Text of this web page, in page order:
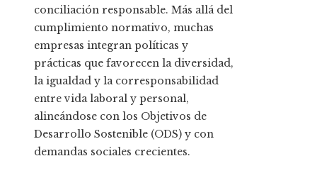
conciliación responsable. Más allá del
cumplimiento normativo, muchas
empresas integran políticas y
prácticas que favorecen la diversidad,
la igualdad y la corresponsabilidad
entre vida laboral y personal,
alineándose con los Objetivos de
Desarrollo Sostenible (ODS) y con
demandas sociales crecientes.